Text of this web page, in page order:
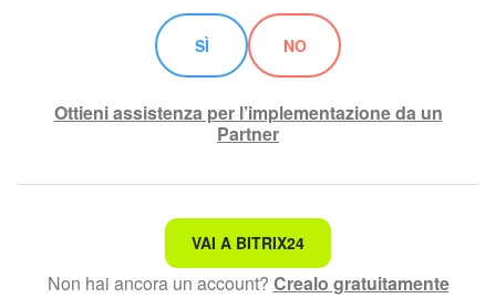
SÌ NO
Ottieni assistenza per l’implementazione da un
Partner
Non è quello che sto cercando.
Testo complesso e incomprensibile
VAI A BITRIX24
Non hai ancora un account? Crealo gratuitamente